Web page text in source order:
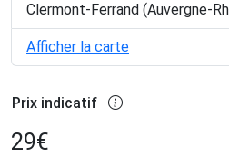
Clermont-Ferrand (Auvergne-
Afficher la carte
Prix indicatif
29€